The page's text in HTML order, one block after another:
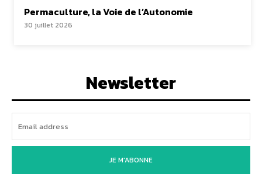
Permaculture, la Voie de l’Autonomie
30 juillet 2026
Newsletter
JE M'ABONNE